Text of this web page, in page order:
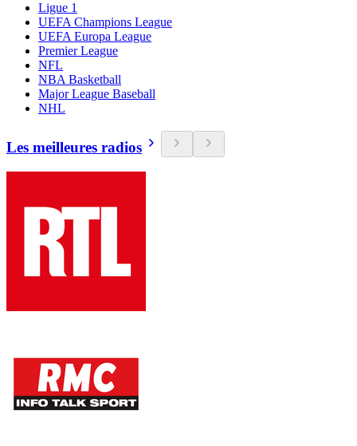
Ligue 1
UEFA Champions League
UEFA Europa League
Premier League
NFL
NBA Basketball
Major League Baseball
NHL
Les meilleures radios